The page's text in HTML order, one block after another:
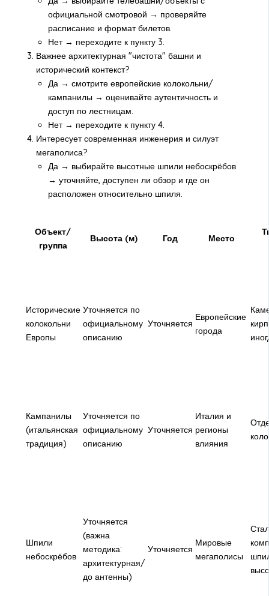
официальной смотровой → проверяйте
расписание и формат билетов.
Нет → переходите к пункту 3.
Важнее архитектурная "чистота" башни и
исторический контекст?
Да → смотрите европейские колокольни/
кампанилы → оценивайте аутентичность и
доступ по лестницам.
Нет → переходите к пункту 4.
Интересует современная инженерия и силуэт
мегаполиса?
Да → выбирайте высотные шпили небоскрёбов
→ уточняйте, доступен ли обзор и где он
расположен относительно шпиля.
Объект/
группа
Высота (м) Год Место
Исторические
колокольни
Европы
Уточняется по
официальному
описанию
Уточняется
Европейские
города
Кампанилы
(итальянская
традиция)
Уточняется по
официальному
описанию
Уточняется
Италия и
регионы
влияния
Шпили
небоскрёбов
Уточняется
(важна
методика:
архитектурная/
до антенны)
Уточняется
Мировые
мегаполисы